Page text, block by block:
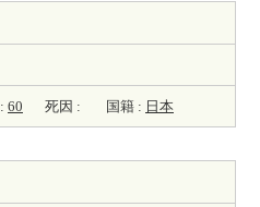
60 死因 : 国籍 : 日本